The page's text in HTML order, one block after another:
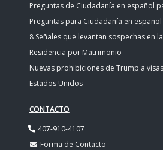
Preguntas de Ciudadanía en español
Preguntas para Ciudadanía en español
8 Señales que levantan sospechas en
Residencia por Matrimonio
Nuevas prohibiciones de Trump a
Estados Unidos
CONTACTO
407-910-4107
Forma de Contacto